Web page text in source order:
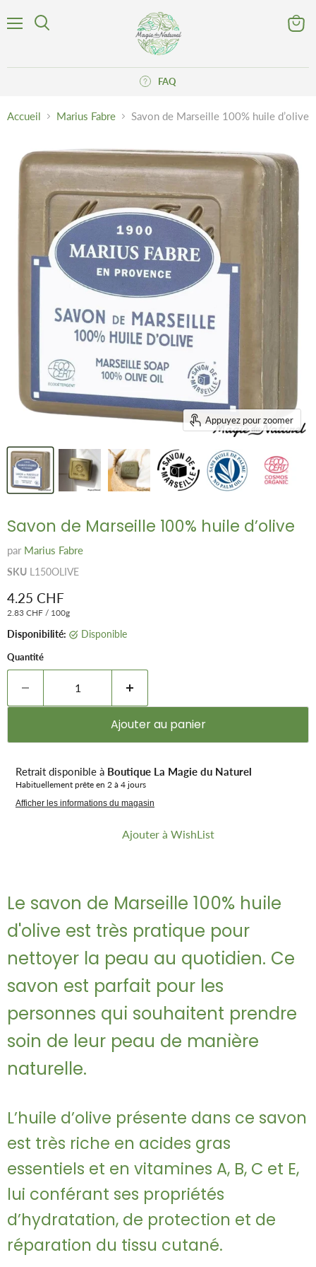
FAQ
Accueil Marius Fabre Savon de Marseille 100% huile d’olive
Appuyez pour zoomer
Savon de Marseille 100% huile d’olive
par Marius Fabre
SKU L150OLIVE
Prix remisé
4.25 CHF
2.83 CHF / 100g
Disponibilité: Disponible
Quantité
Ajouter au panier
Retrait disponible à Boutique La Magie du Naturel
Habituellement prête en 2 à 4 jours
Afficher les informations du magasin
Ajouter à WishList
Le savon de Marseille 100% huile
d'olive est très pratique pour
nettoyer la peau au quotidien. Ce
savon est parfait pour les
personnes qui souhaitent prendre
soin de leur peau de manière
naturelle.
L’huile d’olive présente dans ce savon
est très riche en acides gras
essentiels et en vitamines A, B, C et E,
lui conférant ses propriétés
d’hydratation, de protection et de
réparation du tissu cutané.